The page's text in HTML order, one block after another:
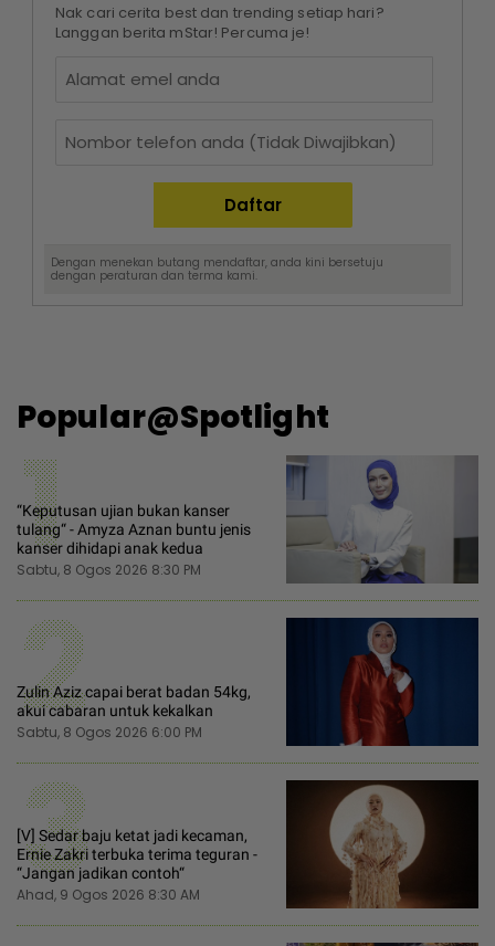
Nak cari cerita best dan trending setiap hari?
Langgan berita mStar! Percuma je!
Dengan menekan butang mendaftar, anda kini bersetuju
dengan peraturan dan terma kami.
Popular@Spotlight
1
“Keputusan ujian bukan kanser
tulang“ - Amyza Aznan buntu jenis
kanser dihidapi anak kedua
Sabtu, 8 Ogos 2026 8:30 PM
2
Zulin Aziz capai berat badan 54kg,
akui cabaran untuk kekalkan
Sabtu, 8 Ogos 2026 6:00 PM
3
[V] Sedar baju ketat jadi kecaman,
Ernie Zakri terbuka terima teguran -
“Jangan jadikan contoh“
Ahad, 9 Ogos 2026 8:30 AM